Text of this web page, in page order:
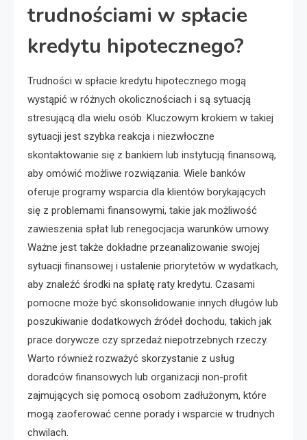
trudnościami w spłacie
kredytu hipotecznego?
Trudności w spłacie kredytu hipotecznego mogą
wystąpić w różnych okolicznościach i są sytuacją
stresującą dla wielu osób. Kluczowym krokiem w takiej
sytuacji jest szybka reakcja i niezwłoczne
skontaktowanie się z bankiem lub instytucją finansową,
aby omówić możliwe rozwiązania. Wiele banków
oferuje programy wsparcia dla klientów borykających
się z problemami finansowymi, takie jak możliwość
zawieszenia spłat lub renegocjacja warunków umowy.
Ważne jest także dokładne przeanalizowanie swojej
sytuacji finansowej i ustalenie priorytetów w wydatkach,
aby znaleźć środki na spłatę raty kredytu. Czasami
pomocne może być skonsolidowanie innych długów lub
poszukiwanie dodatkowych źródeł dochodu, takich jak
prace dorywcze czy sprzedaż niepotrzebnych rzeczy.
Warto również rozważyć skorzystanie z usług
doradców finansowych lub organizacji non-profit
zajmujących się pomocą osobom zadłużonym, które
mogą zaoferować cenne porady i wsparcie w trudnych
chwilach.